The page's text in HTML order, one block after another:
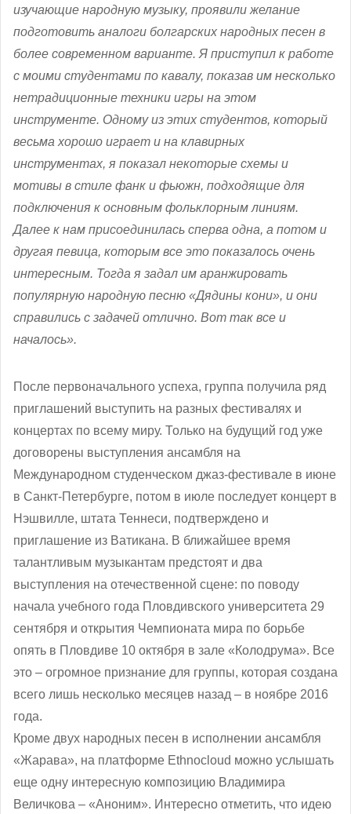
изучающие народную музыку, проявили желание
подготовить аналоги болгарских народных песен в
более современном варианте. Я приступил к работе
с моими студентами по кавалу, показав им несколько
нетрадиционные техники игры на этом
инструменте. Одному из этих студентов, который
весьма хорошо играет и на клавирных
инструментах, я показал некоторые схемы и
мотивы в стиле фанк и фьюжн, подходящие для
подключения к основным фольклорным линиям.
Далее к нам присоединилась сперва одна, а потом и
другая певица, которым все это показалось очень
интересным. Тогда я задал им аранжировать
популярную народную песню «Дядины кони», и они
справились с задачей отлично. Вот так все и
началось».
После первоначального успеха, группа получила ряд
приглашений выступить на разных фестивалях и
концертах по всему миру. Только на будущий год уже
договорены выступления ансамбля на
Международном студенческом джаз-фестивале в июне
в Санкт-Петербурге, потом в июле последует концерт в
Нэшвилле, штата Теннеси, подтверждено и
приглашение из Ватикана. В ближайшее время
талантливым музыкантам предстоят и два
выступления на отечественной сцене: по поводу
начала учебного года Пловдивского университета 29
сентября и открытия Чемпионата мира по борьбе
опять в Пловдиве 10 октября в зале «Колодрума». Все
это – огромное признание для группы, которая создана
всего лишь несколько месяцев назад – в ноябре 2016
года.
Кроме двух народных песен в исполнении ансамбля
«Жарава», на платформе Ethnocloud можно услышать
еще одну интересную композицию Владимира
Величкова – «Аноним». Интересно отметить, что идею